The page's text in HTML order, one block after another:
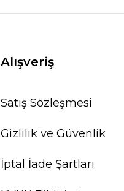
Alışveriş
Satış Sözleşmesi
Gizlilik ve Güvenlik
İptal İade Şartları